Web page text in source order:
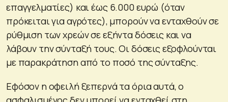
επαγγελματίες) και έως 6.000 ευρώ (όταν
πρόκειται για αγρότες), μπορούν να ενταχθούν σε
ρύθμιση των χρεών σε εξήντα δόσεις και να
λάβουν την σύνταξή τους. Οι δόσεις εξοφλούνται
με παρακράτηση από το ποσό της σύνταξης.
Εφόσον η οφειλή ξεπερνά τα όρια αυτά, ο